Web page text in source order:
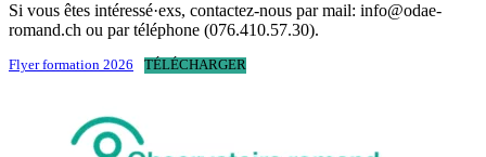
Si vous êtes intéressé·exs, contactez-nous par mail: info@odae-
romand.ch ou par téléphone (076.410.57.30).
Flyer formation 2026 TÉLÉCHARGER